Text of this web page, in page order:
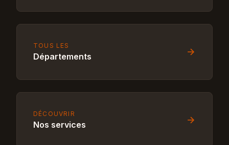
TOUS LES
Départements
DÉCOUVRIR
Nos services